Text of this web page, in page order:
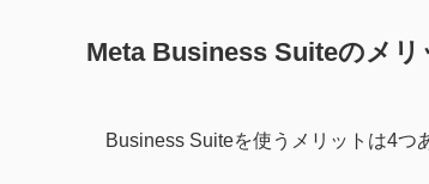
Meta Business Suiteのメリ
Business Suiteを使うメリットは4つ